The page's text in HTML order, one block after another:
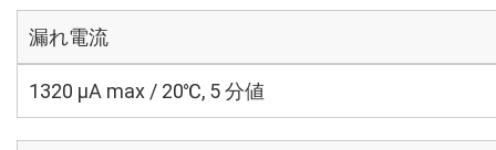
漏れ電流
1320 μA max / 20℃, 5 分値